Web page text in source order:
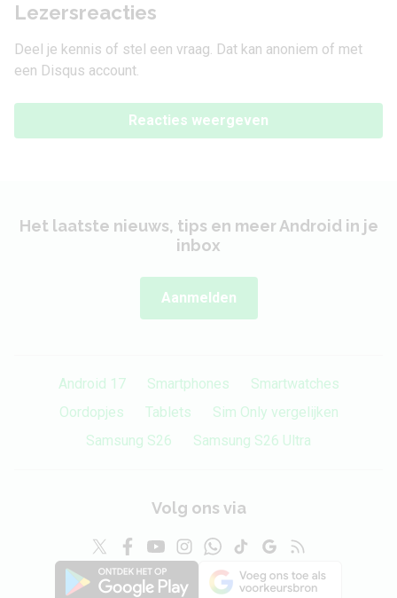
Lezersreacties
Deel je kennis of stel een vraag. Dat kan anoniem of met
een Disqus account.
Reacties weergeven
Het laatste nieuws, tips en meer Android in je
inbox
Aanmelden
Android 17 Smartphones
Smartwatches
Oordopjes
Tablets
Sim Only vergelijken
Samsung S26
Samsung S26 Ultra
Volg ons via